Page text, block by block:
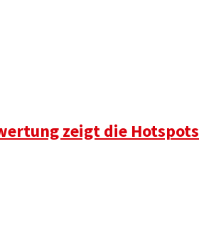
zeigt die Hotspots